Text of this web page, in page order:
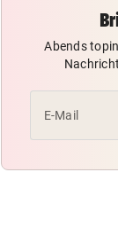
Abends
E-Mail